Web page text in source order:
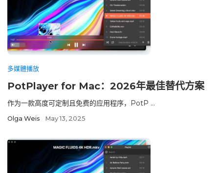
多媒體播放
PotPlayer for Mac：2026年最佳替代方案
作为一款高度可定制且免费的应用程序，PotP ...
Olga Weis May 13, 2025